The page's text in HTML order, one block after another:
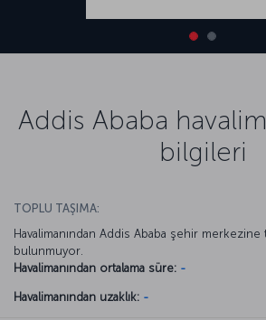
Addis Ababa
bilgileri
TOPLU TAŞIMA:
Havalimanından Addis Ababa şehir merkezine
bulunmuyor.
Havalimanından ortalama süre: -
Havalimanından uzaklık: -